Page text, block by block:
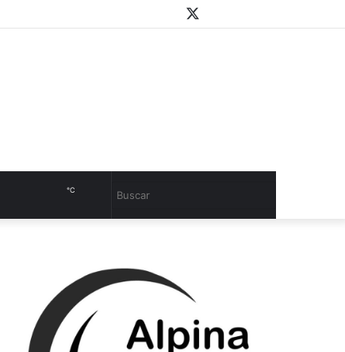
Instagram
Youtube
WhatsApp
Cambiar
℃